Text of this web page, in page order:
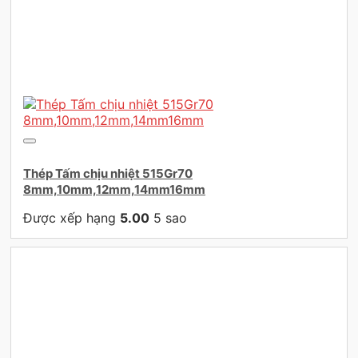
Thép Tấm chịu nhiệt 515Gr70
8mm,10mm,12mm,14mm16mm
Được xếp hạng 5.00 5 sao